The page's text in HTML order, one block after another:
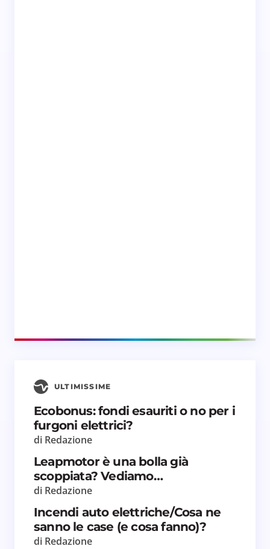
ULTIMISSIME
Ecobonus: fondi esauriti o no per i
furgoni elettrici?
di Redazione
Leapmotor è una bolla già
scoppiata? Vediamo…
di Redazione
Incendi auto elettriche/Cosa ne
sanno le case (e cosa fanno)?
di Redazione